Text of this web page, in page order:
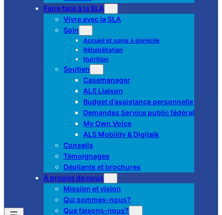
Faire face à la SLA
Vivre avec la SLA
Soin
Accueil et soins à domicile
Réhabilitation
Nutrition
Soutien
Casemanager
ALS Liaison
Budget d’assistance personnelle
Demandes Service public fédéral
My Own Voice
ALS Mobility & Digitalk
Conseils
Témoignages
Dépliants et brochures
À propos de nous
Mission et vision
Qui sommes-nous?
Que faisons-nous?